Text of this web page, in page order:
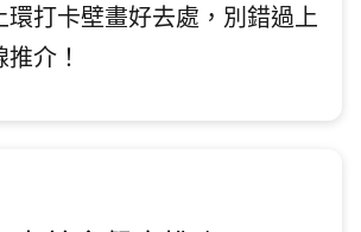
環打卡壁畫好去處，別錯過上
推介！